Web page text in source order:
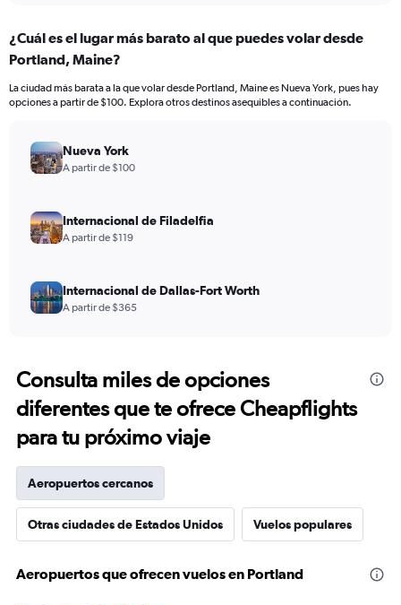
¿Cuál es el lugar más barato al que puedes volar desde
Portland, Maine?
La ciudad más barata a la que volar desde Portland, Maine es Nueva York, pues hay
opciones a partir de $100. Explora otros destinos asequibles a continuación.
Nueva York
A partir de $100
Internacional de Filadelfia
A partir de $119
Internacional de Dallas-Fort Worth
A partir de $365
Consulta miles de opciones
diferentes que te ofrece Cheapflights
para tu próximo viaje
Aeropuertos cercanos
Otras ciudades de Estados Unidos Vuelos populares
Aeropuertos que ofrecen vuelos en Portland